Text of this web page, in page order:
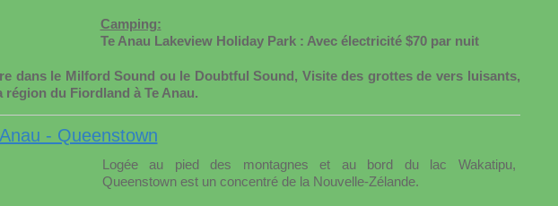
Camping:
Te Anau Lakeview Holiday Park : Avec électricité $70 par nuit
dans le Milford Sound ou le Doubtful Sound, Visite des grottes de vers luisants,
du Fiordland à Te Anau.
- Queenstown
Logée au pied des montagnes et au bord du lac Wakatipu,
Queenstown est un concentré de la Nouvelle-Zélande.